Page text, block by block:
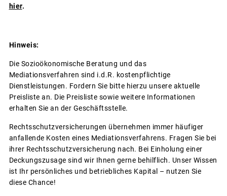
hier.
Hinweis:
Die Sozioökonomische Beratung und das
Mediationsverfahren sind i.d.R. kostenpflichtige
Dienstleistungen. Fordern Sie bitte hierzu unsere aktuelle
Preisliste an. Die Preisliste sowie weitere Informationen
erhalten Sie an der Geschäftsstelle.
Rechtsschutzversicherungen übernehmen immer häufiger
anfallende Kosten eines Mediationsverfahrens. Fragen Sie bei
ihrer Rechtsschutzversicherung nach. Bei Einholung einer
Deckungszusage sind wir Ihnen gerne behilflich. Unser Wissen
ist Ihr persönliches und betriebliches Kapital – nutzen Sie
diese Chance!